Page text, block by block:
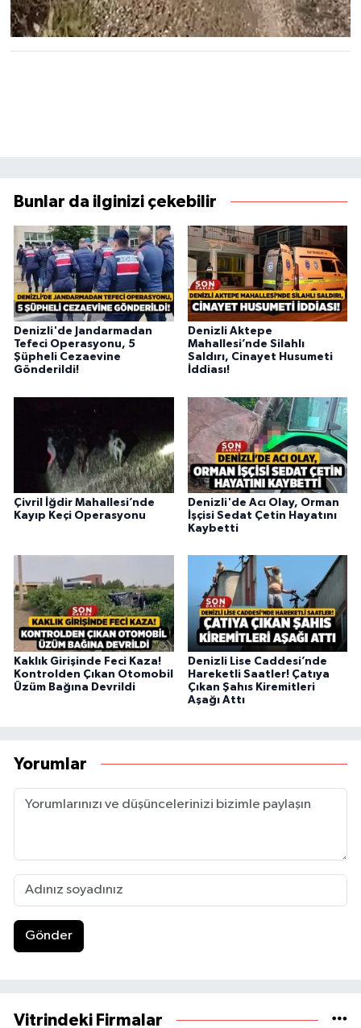
Bunlar da ilginizi çekebilir
Denizli'de Jandarmadan
Tefeci Operasyonu, 5
Şüpheli Cezaevine
Gönderildi!
Denizli Aktepe
Mahallesi’nde Silahlı
Saldırı, Cinayet Husumeti
İddiası!
Çivril İğdir Mahallesi’nde
Kayıp Keçi Operasyonu
Denizli'de Acı Olay, Orman
İşçisi Sedat Çetin Hayatını
Kaybetti
Kaklık Girişinde Feci Kaza!
Kontrolden Çıkan Otomobil
Üzüm Bağına Devrildi
Denizli Lise Caddesi’nde
Hareketli Saatler! Çatıya
Çıkan Şahıs Kiremitleri
Aşağı Attı
Yorumlar
Gönder
Vitrindeki Firmalar